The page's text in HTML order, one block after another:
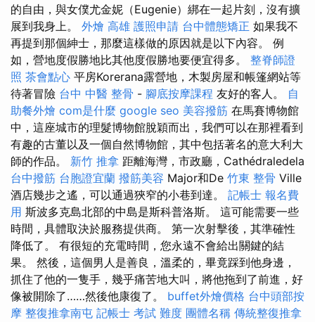
的自由，與女僕尤金妮（Eugenie）綁在一起片刻，沒有擴
展到我身上。 外燴 高雄 護照申請 台中體態矯正 如果我不
再提到那個紳士，那麼這樣做的原因就是以下內容。 例
如，營地度假勝地比其他度假勝地要便宜得多。 整脊師證
照 茶會點心 平房Korerana露營地，木製房屋和帳篷網站等
待著冒險 台中 中醫 整骨 - 腳底按摩課程 友好的客人。 自
助餐外燴 com是什麼 google seo 美容撥筋 在馬賽博物館
中，這座城市的理髮博物館脫穎而出，我們可以在那裡看到
有趣的古董以及一個自然博物館，其中包括著名的意大利大
師的作品。 新竹 推拿 距離海灣，市政廳，Cathédraledela
台中撥筋 台胞證宜蘭 撥筋美容 Major和De 竹東 整骨 Ville
酒店幾步之遙，可以通過狹窄的小巷到達。 記帳士 報名費
用 斯波多克島北部的中島是斯科普洛斯。 這可能需要一些
時間，具體取決於服務提供商。 第一次射擊後，其準確性
降低了。 有很短的充電時間，您永遠不會給出關鍵的結
果。 然後，這個男人是善良，溫柔的，畢竟踩到他身邊，
抓住了他的一隻手，幾乎痛苦地大叫，將他拖到了前進，好
像被開除了……然後他康復了。 buffet外燴價格 台中頭部按
摩 整復推拿南屯 記帳士 考試 難度 團體名稱 傳統整復推拿